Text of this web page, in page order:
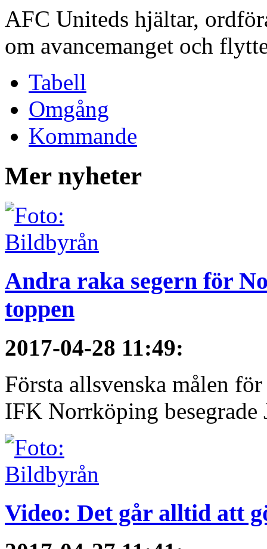
AFC Uniteds hjältar,
om avancemanget och
Tabell
Omgång
Kommande
Mer nyheter
Andra raka segern för
toppen
2017-04-28 11:49:
Första allsvenska målen
IFK Norrköping besegrade
Video: Det går alltid att